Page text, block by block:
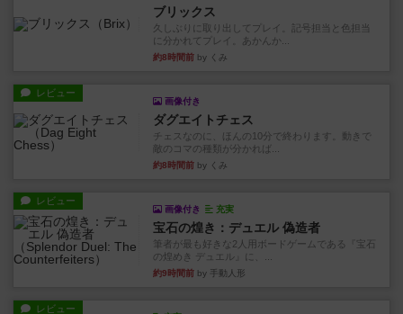
ブリックス
久しぶりに取り出してプレイ。記号担当と色担当
に分かれてプレイ。あかんか...
約8時間前 by くみ
レビュー
画像付き
ダグエイトチェス
チェスなのに、ほんの10分で終わります。動きで
敵のコマの種類が分かれば...
約8時間前 by くみ
レビュー
画像付き 充実
宝石の煌き：デュエル 偽造者
筆者が最も好きな2人用ボードゲームである『宝石
の煌めき デュエル』に、...
約9時間前 by 手動人形
レビュー